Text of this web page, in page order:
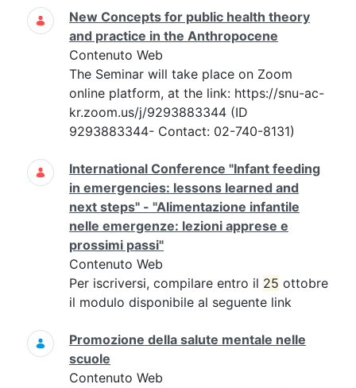
New Concepts for public health theory
and practice in the Anthropocene
Contenuto Web
The Seminar will take place on Zoom
online platform, at the link: https://snu-ac-
kr.zoom.us/j/9293883344 (ID
9293883344- Contact: 02-740-8131)
International Conference "Infant feeding
in emergencies: lessons learned and
next steps" - "Alimentazione infantile
nelle emergenze: lezioni apprese e
prossimi passi"
Contenuto Web
Per iscriversi, compilare entro il 25 ottobre
il modulo disponibile al seguente link
Promozione della salute mentale nelle
scuole
Contenuto Web